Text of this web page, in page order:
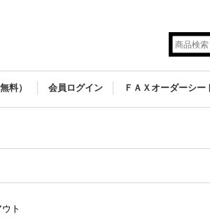
料） 会員ログイン ＦＡＸオーダーシー
ト